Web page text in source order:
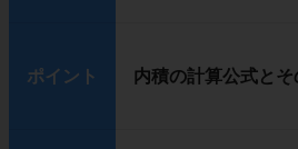
ポイント 内積の計算公式とそ